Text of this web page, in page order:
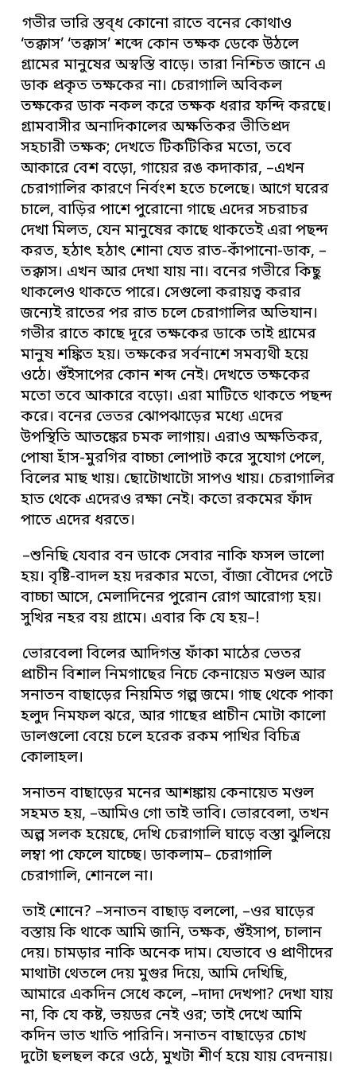
গভীর ভারি স্তব্ধ কোনো রাতে বনের কোথাও
‘তক্কাস’ ‘তক্কাস’ শব্দে কোন তক্ষক ডেকে উঠলে
গ্রামের মানুষের অস্বস্তি বাড়ে। তারা নিশ্চিত জানে এ
ডাক প্রকৃত তক্ষকের না। চেরাগালি অবিকল
তক্ষকের ডাক নকল করে তক্ষক ধরার ফন্দি করছে।
গ্রামবাসীর অনাদিকালের অক্ষতিকর ভীতিপ্রদ
সহচারী তক্ষক; দেখতে টিকটিকির মতো, তবে
আকারে বেশ বড়ো, গায়ের রঙ কদাকার, –এখন
চেরাগালির কারণে নির্বংশ হতে চলেছে। আগে ঘরের
চালে, বাড়ির পাশে পুরোনো গাছে এদের সচরাচর
দেখা মিলত, যেন মানুষের কাছে থাকতেই এরা পছন্দ
করত, হঠাৎ হঠাৎ শোনা যেত রাত-কাঁপানো-ডাক, –
তক্কাস। এখন আর দেখা যায় না। বনের গভীরে কিছু
থাকলেও থাকতে পারে। সেগুলো করায়ত্ব করার
জন্যেই রাতের পর রাত চলে চেরাগালির অভিযান।
গভীর রাতে কাছে দূরে তক্ষকের ডাকে তাই গ্রামের
মানুষ শঙ্কিত হয়। তক্ষকের সর্বনাশে সমব্যথী হয়ে
ওঠে। গুঁইসাপের কোন শব্দ নেই। দেখতে তক্ষকের
মতো তবে আকারে বড়ো। এরা মাটিতে থাকতে পছন্দ
করে। বনের ভেতর ঝোপঝাড়ের মধ্যে এদের
উপস্থিতি আতঙ্কের চমক লাগায়। এরাও অক্ষতিকর,
পোষা হাঁস-মুরগির বাচ্চা লোপাট করে সুযোগ পেলে,
বিলের মাছ খায়। ছোটোখাটো সাপও খায়। চেরাগালির
হাত থেকে এদেরও রক্ষা নেই। কতো রকমের ফাঁদ
পাতে এদের ধরতে।
–শুনিছি যেবার বন ডাকে সেবার নাকি ফসল ভালো
হয়। বৃষ্টি-বাদল হয় দরকার মতো, বাঁজা বৌদের পেটে
বাচ্চা আসে, মেলাদিনের পুরোন রোগ আরোগ্য হয়।
সুখির নহর বয় গ্রামে। এবার কি যে হয়–!
ভোরবেলা বিলের আদিগন্ত ফাঁকা মাঠের ভেতর
প্রাচীন বিশাল নিমগাছের নিচে কেনায়েত মণ্ডল আর
সনাতন বাছাড়ের নিয়মিত গল্প জমে। গাছ থেকে পাকা
হলুদ নিমফল ঝরে, আর গাছের প্রাচীন মোটা কালো
ডালগুলো বেয়ে চলে হরেক রকম পাখির বিচিত্র
কোলাহল।
সনাতন বাছাড়ের মনের আশঙ্কায় কেনায়েত মণ্ডল
সহমত হয়, –আমিও গো তাই ভাবি। ভোরবেলা, তখন
অল্প সলক হয়েছে, দেখি চেরাগালি ঘাড়ে বস্তা ঝুলিয়ে
লম্বা পা ফেলে যাচ্ছে। ডাকলাম– চেরাগালি
চেরাগালি, শোনলে না।
তাই শোনে? –সনাতন বাছাড় বললো, –ওর ঘাড়ের
বস্তায় কি থাকে আমি জানি, তক্ষক, গুঁইসাপ, চালান
দেয়। চামড়ার নাকি অনেক দাম। যেভাবে ও প্রাণীদের
মাথাটা থেতলে দেয় মুগুর দিয়ে, আমি দেখিছি,
আমারে একদিন সেধে কলে, –দাদা দেখপা? দেখা যায়
না, কি যে কষ্ট, ভয়ডর নেই ওর; তাই দেখে আমি
কদিন ভাত খাতি পারিনি। সনাতন বাছাড়ের চোখ
দুটো ছলছল করে ওঠে, মুখটা শীর্ণ হয়ে যায় বেদনায়।